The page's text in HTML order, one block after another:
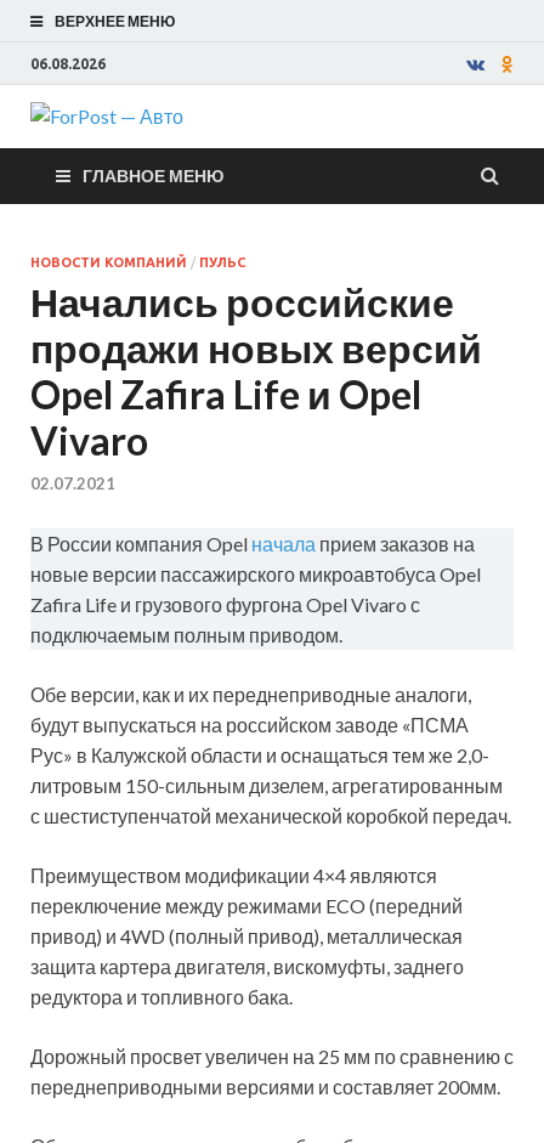
ВЕРХНЕЕ МЕНЮ
06.08.2026
ForPost —
Авто
ГЛАВНОЕ МЕНЮ
НОВОСТИ КОМПАНИЙ / ПУЛЬС
Начались российские
продажи новых версий
Opel Zafira Life и Opel
Vivaro
02.07.2021
В России компания Opel начала прием заказов на
новые версии пассажирского микроавтобуса Opel
Zafira Life и грузового фургона Opel Vivaro с
подключаемым полным приводом.
Обе версии, как и их переднеприводные аналоги,
будут выпускаться на российском заводе «ПСМА
Рус» в Калужской области и оснащаться тем же 2,0-
литровым 150-сильным дизелем, агрегатированным
с шестиступенчатой механической коробкой передач.
Преимуществом модификации 4×4 являются
переключение между режимами ECO (передний
привод) и 4WD (полный привод), металлическая
защита картера двигателя, вискомуфты, заднего
редуктора и топливного бака.
Дорожный просвет увеличен на 25 мм по сравнению с
переднеприводными версиями и составляет 200мм.